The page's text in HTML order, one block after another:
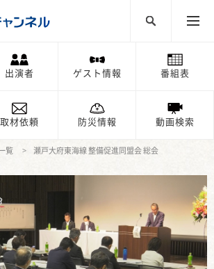
出演者 ゲスト情報 番組表
取材依頼 防災情報 動画検索
覧 瀬戸大府東海線 整備促進同盟会 総会